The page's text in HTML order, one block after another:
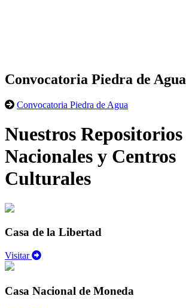
Convocatoria Piedra de Agua
Convocatoria Piedra de Agua
Nuestros Repositorios
Nacionales y Centros
Culturales
Casa de la Libertad
Visitar
Casa Nacional de Moneda